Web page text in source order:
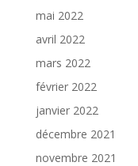
mai 2022
avril 2022
mars 2022
février 2022
janvier 2022
décembre 2021
novembre 2021